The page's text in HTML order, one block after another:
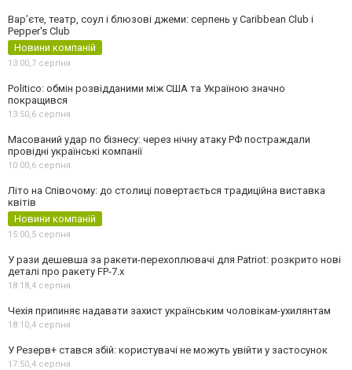
Вар’єте, театр, соул і блюзові джеми: серпень у Caribbean Club і
Pepper's Club
Новини компаній
13:00,7 серпня
Politico: обмін розвідданими між США та Україною значно
покращився
13:50,6 серпня
Масований удар по бізнесу: через нічну атаку РФ постраждали
провідні українські компанії
10:00,6 серпня
Літо на Співочому: до столиці повертається традиційна виставка
квітів
Новини компаній
15:00,5 серпня
У рази дешевша за ракети-перехоплювачі для Patriot: розкрито нові
деталі про ракету FP-7.x
18:18,4 серпня
Чехія припиняє надавати захист українським чоловікам-ухилянтам
18:10,4 серпня
У Резерв+ стався збій: користувачі не можуть увійти у застосунок
17:50,4 серпня